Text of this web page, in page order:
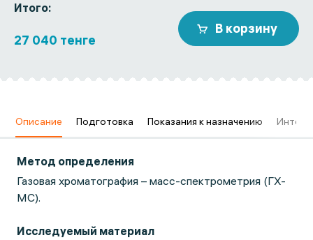
Итого:
27 040 тенге
В корзину
Описание Подготовка Показания к назначению
Метод определения
Газовая хроматография – масс-спектрометрия (ГХ-
МС).
Исследуемый материал